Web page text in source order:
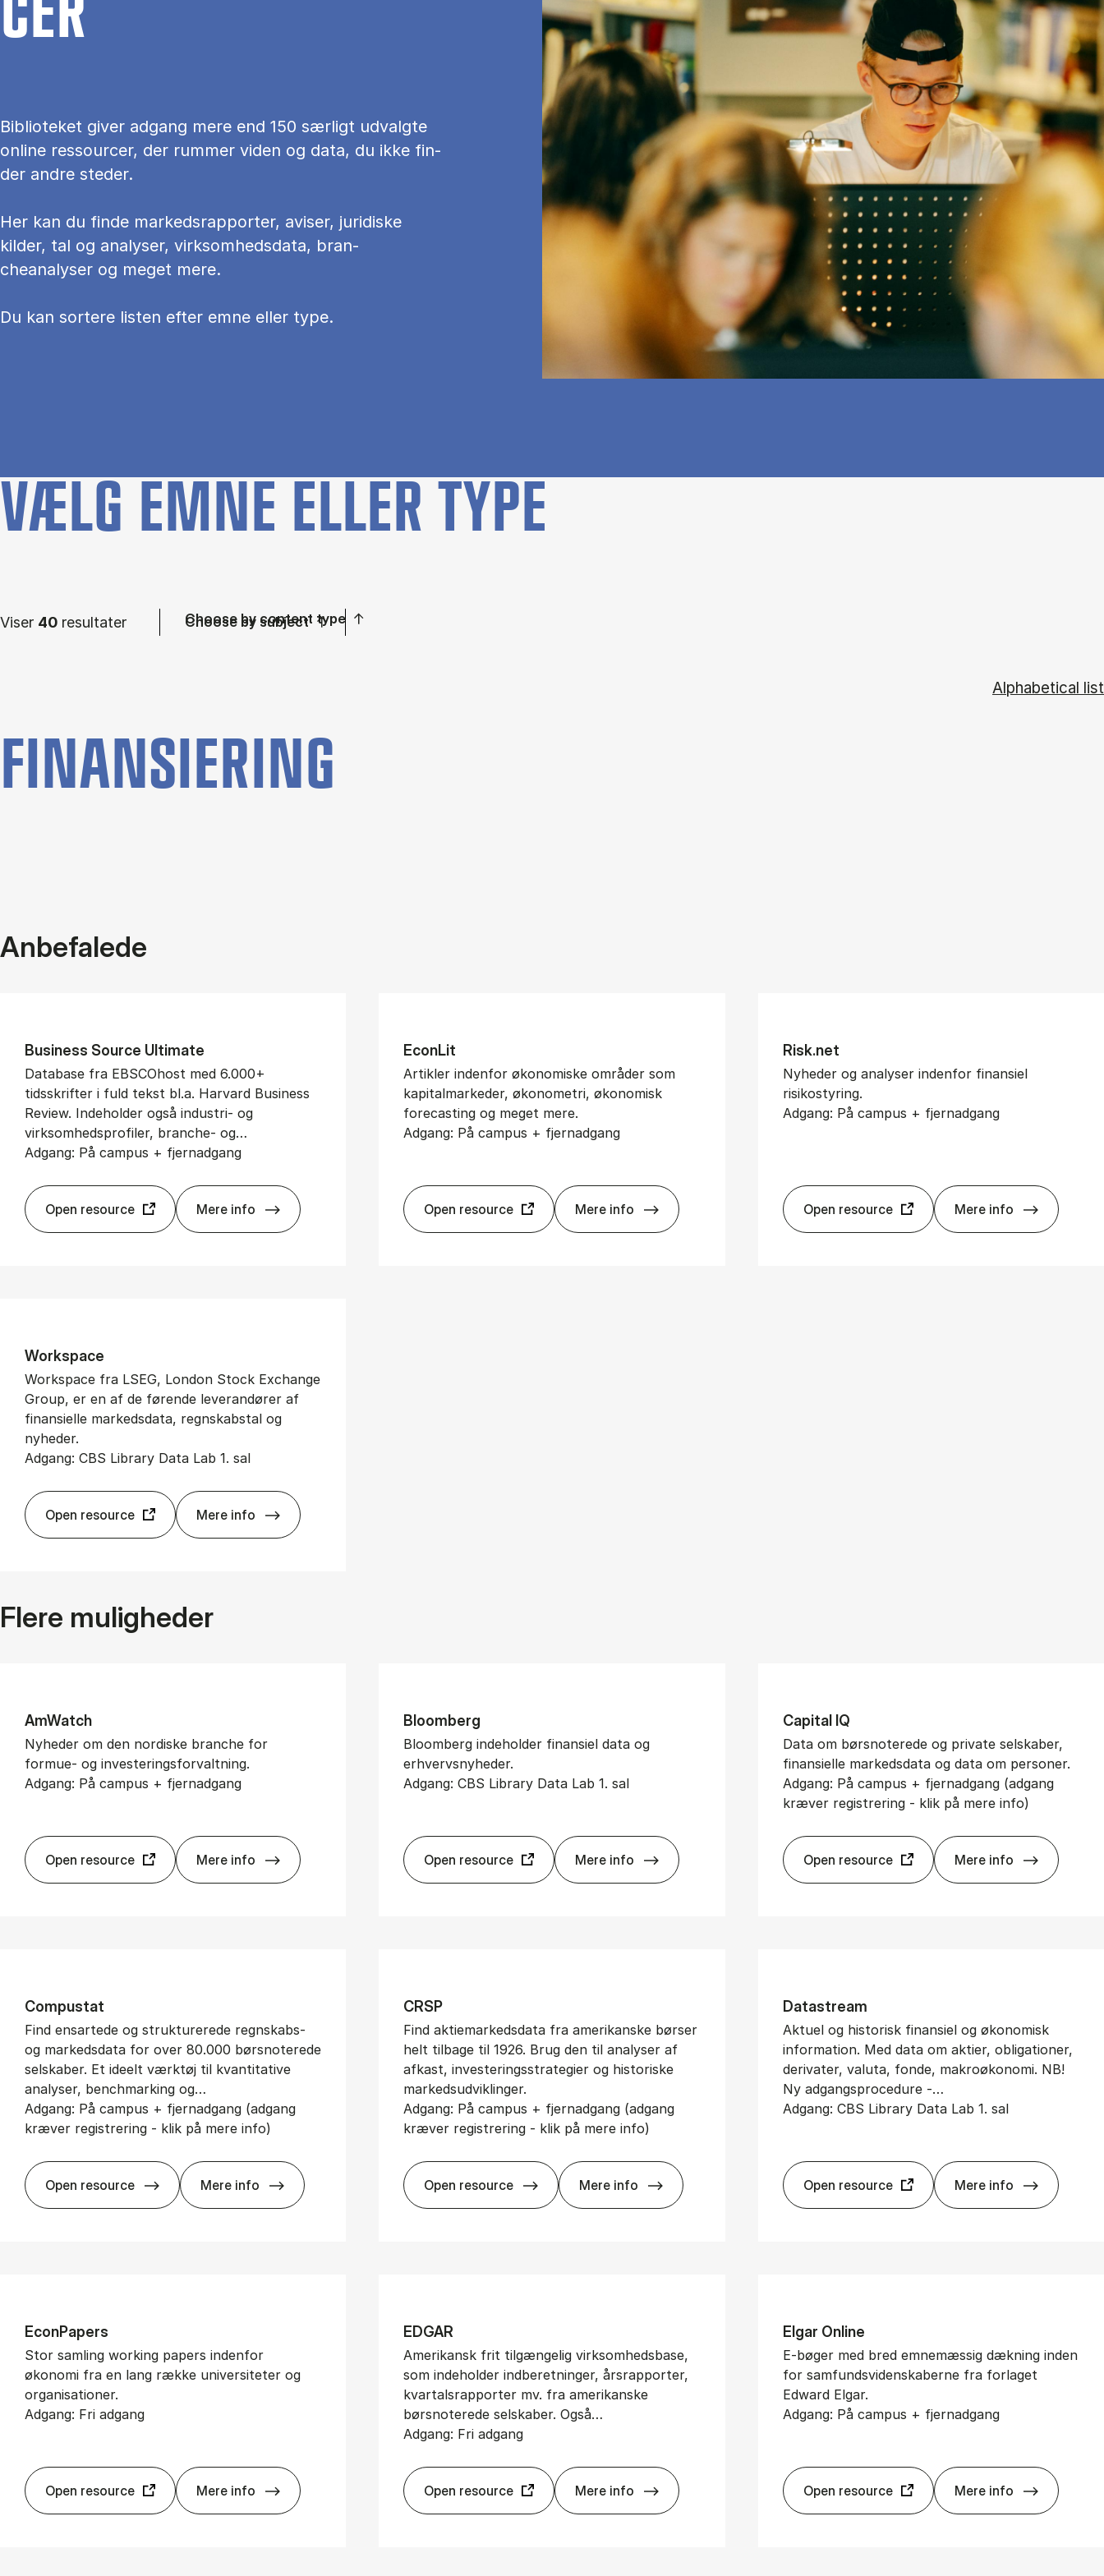
CER
Bi­bli­o­te­ket gi­ver ad­gang mere end 150 sær­ligt ud­valg­te
on­li­ne res­sour­cer, der rum­mer vi­den og data, du ikke fin­
der an­dre ste­der.
Her kan du fin­de mar­keds­rap­por­ter, aviser, juridiske
kilder, tal og ana­ly­ser, virksomhedsdata, bran­
cheanalyser og meget mere.
Du kan sortere li­sten ef­ter emne el­ler type.
VÆLG EMNE ELLER TYPE
Viser 40 resultater Choose by subject
Choose by content type
Alphabetical list
FINANSIERING
Anbefalede
Bu­si­ness Sour­ce Ul­ti­ma­te
Database fra EBSCOhost med 6.000+
tidsskrifter i fuld tekst bl.a. Harvard Business
Review. Indeholder også industri- og
virksomhedsprofiler, branche- og…
Adgang: På campus + fjernadgang
Open resource
Mere info
Bu­si­ness Sour­ce Ul­ti­ma­te
Econ­Lit
Artikler indenfor økonomiske områder som
kapitalmarkeder, økonometri, økonomisk
forecasting og meget mere.
Adgang: På campus + fjernadgang
Open resource
Mere info
Econ­Lit
Risk.net
Nyheder og analyser indenfor finansiel
risikostyring.
Adgang: På campus + fjernadgang
Open resource
Mere info
Risk.net
Wor­ks­pa­ce
Workspace fra LSEG, London Stock Exchange
Group, er en af de førende leverandører af
finansielle markedsdata, regnskabstal og
nyheder.
Adgang: CBS Library Data Lab 1. sal
Open resource
Mere info
Wor­ks­pa­ce
Flere muligheder
AmWatch
Nyheder om den nordiske branche for
formue- og investeringsforvaltning.
Adgang: På campus + fjernadgang
Open resource
Mere info
AmWatch
Bloom­berg
Bloomberg indeholder finansiel data og
erhvervsnyheder.
Adgang: CBS Library Data Lab 1. sal
Open resource
Mere info
Bloom­berg
Ca­pi­tal IQ
Data om børsnoterede og private selskaber,
finansielle markedsdata og data om personer.
Adgang: På campus + fjernadgang (adgang
kræver registrering - klik på mere info)
Open resource
Mere info
Ca­pi­tal IQ
Com­pu­stat
Find ensartede og strukturerede regnskabs-
og markedsdata for over 80.000 børsnoterede
selskaber. Et ideelt værktøj til kvantitative
analyser, benchmarking og…
Adgang: På campus + fjernadgang (adgang
kræver registrering - klik på mere info)
Open resource
Mere info
Com­pu­stat
CRSP
Find aktiemarkedsdata fra amerikanske børser
helt tilbage til 1926. Brug den til analyser af
afkast, investeringsstrategier og historiske
markedsudviklinger.
Adgang: På campus + fjernadgang (adgang
kræver registrering - klik på mere info)
Open resource
Mere info
Da­ta­stream
Aktuel og historisk finansiel og økonomisk
information. Med data om aktier, obligationer,
derivater, valuta, fonde, makroøkonomi. NB!
Ny adgangsprocedure -…
Adgang: CBS Library Data Lab 1. sal
Open resource
Mere info
Da­ta­stream
Econ­Pa­pers
Stor samling working papers indenfor
økonomi fra en lang række universiteter og
organisationer.
Adgang: Fri adgang
Open resource
Mere info
Econ­Pa­pers
ED­GAR
Amerikansk frit tilgængelig virksomhedsbase,
som indeholder indberetninger, årsrapporter,
kvartalsrapporter mv. fra amerikanske
børsnoterede selskaber. Også…
Adgang: Fri adgang
Open resource
Mere info
El­gar On­li­ne
E-bøger med bred emnemæssig dækning inden
for samfundsvidenskaberne fra forlaget
Edward Elgar.
Adgang: På campus + fjernadgang
Open resource
Mere info
El­gar On­li­ne